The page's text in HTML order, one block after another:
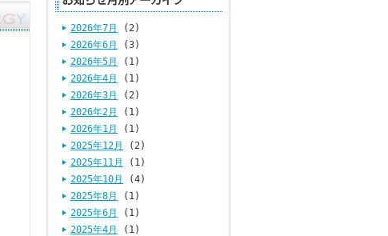
2026年7月
(2)
2026年6月
(3)
2026年5月
(1)
2026年4月
(1)
2026年3月
(2)
2026年2月
(1)
2026年1月
(1)
2025年12月
(2)
2025年11月
(1)
2025年10月
(4)
2025年8月
(1)
2025年6月
(1)
2025年4月
(1)